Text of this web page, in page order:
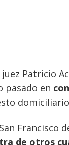
Patricio
pasado en
Francisco
de otros